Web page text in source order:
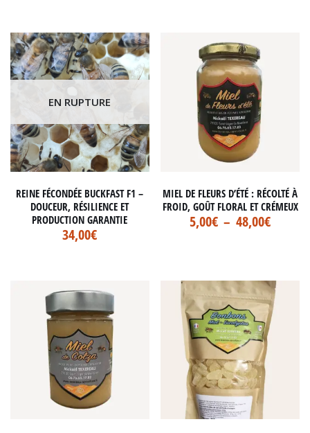
EN RUPTURE
REINE FÉCONDÉE BUCKFAST F1 –
DOUCEUR, RÉSILIENCE ET
PRODUCTION GARANTIE
34,00€
MIEL DE FLEURS D’ÉTÉ : RÉCOLTÉ À
FROID, GOÛT FLORAL ET CRÉMEUX
5,00€ – 48,00€